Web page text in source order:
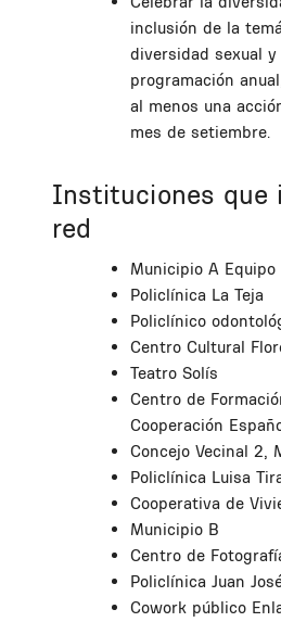
inclusión de la
diversidad sexual
programación
al menos una
mes de setiembre.
Instituciones que
red
Municipio A
Policlínica La Teja
Policlínico
Centro Cultural
Teatro Solís
Centro de
Cooperación
Concejo Vecinal 2,
Policlínica Luisa
Cooperativa de
Municipio B
Centro de
Policlínica Juan
Cowork público